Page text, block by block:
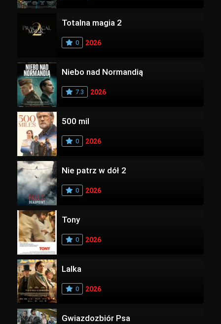
Totalna magia 2
0 2026
Niebo nad Normandią
7.3 2026
500 mil
0 2026
Nie patrz w dół 2
0 2026
Tony
0 2026
Lalka
0 2026
Gwiazdozbiór Psa